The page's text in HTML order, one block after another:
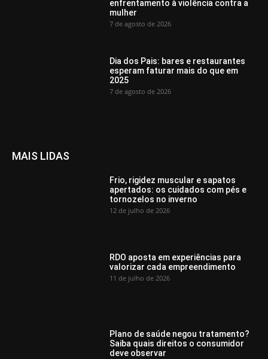
enfrentamento à violência contra a
mulher
7 de agosto de 2026
Dia dos Pais: bares e restaurantes
esperam faturar mais do que em
2025
7 de agosto de 2026
MAIS LIDAS
Frio, rigidez muscular e sapatos
apertados: os cuidados com pés e
tornozelos no inverno
12 de julho de 2026
RDO aposta em experiências para
valorizar cada empreendimento
11 de julho de 2026
Plano de saúde negou tratamento?
Saiba quais direitos o consumidor
deve observar